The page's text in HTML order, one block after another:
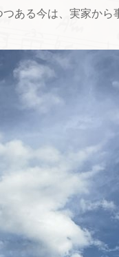
ある今は、実家か